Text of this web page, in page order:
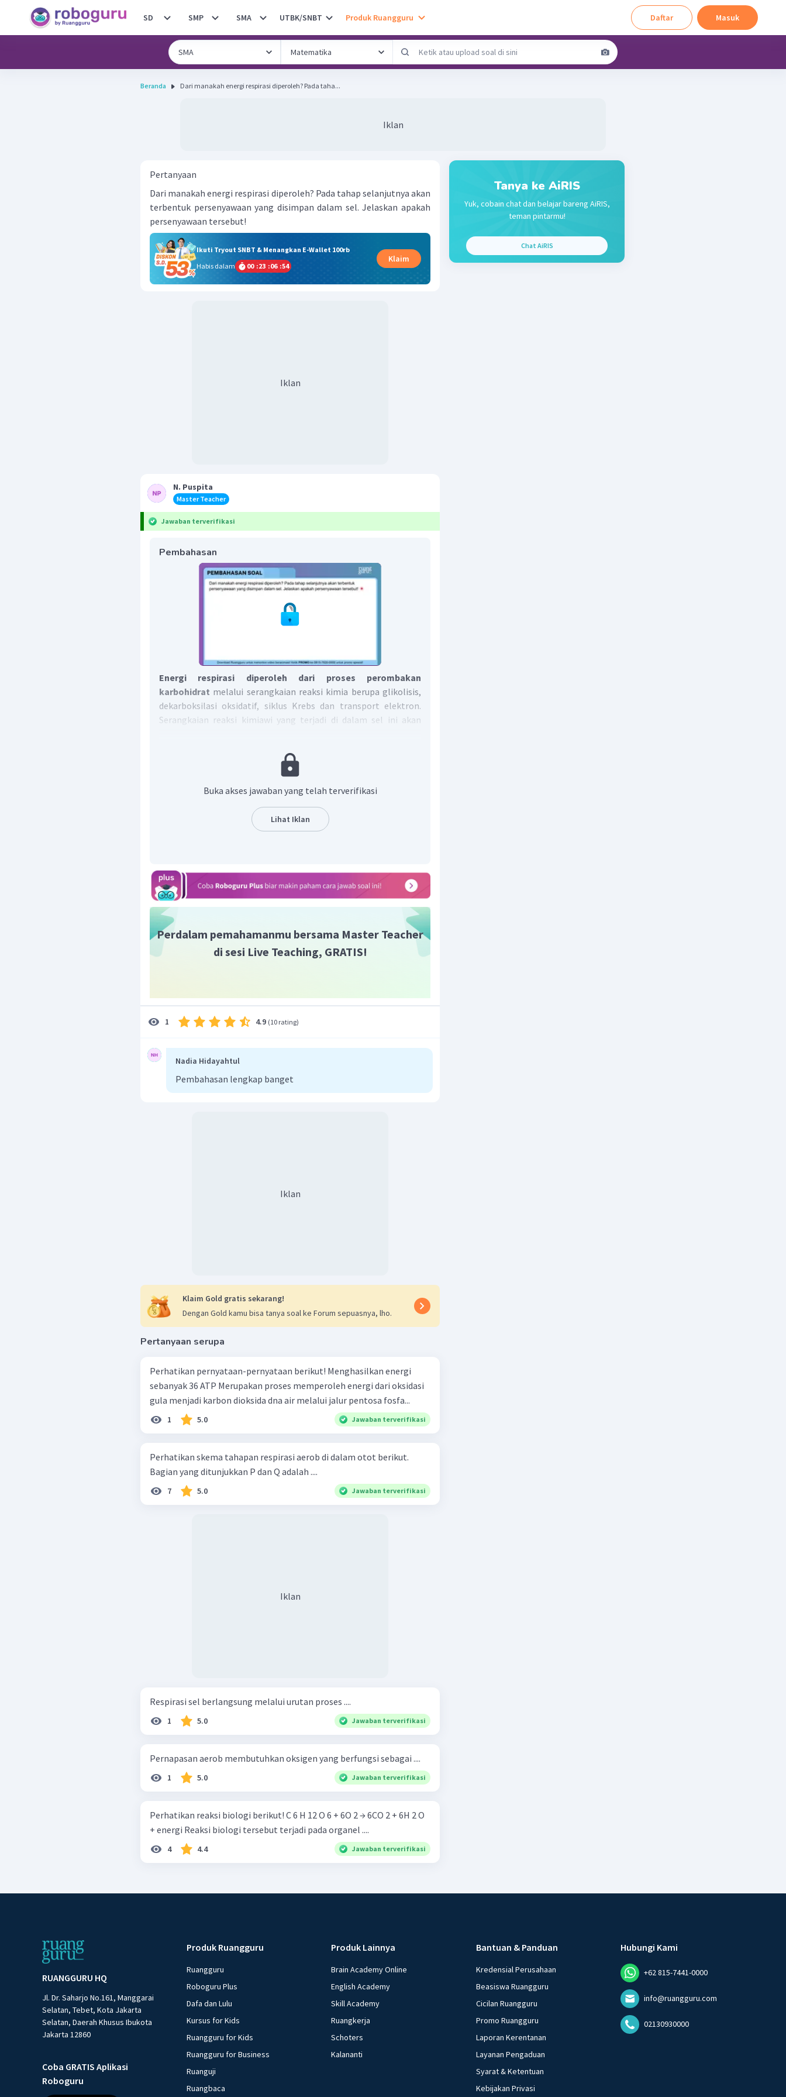
SD SMP SMA UTBK/SNBT Produk Ruangguru Daftar Masuk
Beranda Dari manakah energi respirasi diperoleh? Pada taha...
Iklan
Pertanyaan
Dari manakah energi respirasi diperoleh? Pada tahap selanjutnya akan
terbentuk persenyawaan yang disimpan dalam sel. Jelaskan apakah
persenyawaan tersebut!
Ikuti Tryout SNBT & Menangkan E-Wallet 100rb
Habis dalam
00 :23 :06 :53
Klaim
Iklan
N. Puspita
Master Teacher
Jawaban terverifikasi
Pembahasan
Energi respirasi diperoleh dari proses perombakan
karbohidrat melalui serangkaian reaksi kimia berupa glikolisis,
dekarboksilasi oksidatif, siklus Krebs dan transport elektron.
Serangkaian reaksi kimiawi yang terjadi di dalam sel ini akan
Buka akses jawaban yang telah terverifikasi
Lihat Iklan
Perdalam pemahamanmu bersama Master Teacher
di sesi Live Teaching, GRATIS!
1 4.9 (10 rating)
Nadia Hidayahtul
Pembahasan lengkap banget
Iklan
Klaim Gold gratis sekarang!
Dengan Gold kamu bisa tanya soal ke Forum sepuasnya, lho.
Pertanyaan serupa
Perhatikan pernyataan-pernyataan berikut! Menghasilkan energi
sebanyak 36 ATP Merupakan proses memperoleh energi dari oksidasi
gula menjadi karbon dioksida dna air melalui jalur pentosa fosfa...
1 5.0 Jawaban terverifikasi
Perhatikan skema tahapan respirasi aerob di dalam otot berikut.
Bagian yang ditunjukkan P dan Q adalah ....
7 5.0 Jawaban terverifikasi
Iklan
Respirasi sel berlangsung melalui urutan proses ....
1 5.0 Jawaban terverifikasi
Pernapasan aerob membutuhkan oksigen yang berfungsi sebagai ....
1 5.0 Jawaban terverifikasi
Perhatikan reaksi biologi berikut! C 6 H 12 O 6 + 6O 2 → 6CO 2 + 6H 2 O
+ energi Reaksi biologi tersebut terjadi pada organel ....
4 4.4 Jawaban terverifikasi
Tanya ke AiRIS
Yuk, cobain chat dan belajar bareng AiRIS,
teman pintarmu!
Chat AiRIS
RUANGGURU HQ
Jl. Dr. Saharjo No.161, Manggarai
Selatan, Tebet, Kota Jakarta
Selatan, Daerah Khusus Ibukota
Jakarta 12860
Coba GRATIS Aplikasi
Roboguru
Produk Ruangguru
Ruangguru
Roboguru Plus
Dafa dan Lulu
Kursus for Kids
Ruangguru for Kids
Ruangguru for Business
Ruanguji
Ruangbaca
Produk Lainnya
Brain Academy Online
English Academy
Skill Academy
Ruangkerja
Schoters
Kalananti
Bantuan & Panduan
Kredensial Perusahaan
Beasiswa Ruangguru
Cicilan Ruangguru
Promo Ruangguru
Laporan Kerentanan
Layanan Pengaduan
Syarat & Ketentuan
Kebijakan Privasi
Hubungi Kami
+62 815-7441-0000
info@ruangguru.com
02130930000